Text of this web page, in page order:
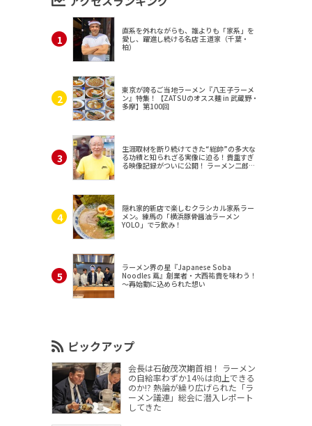
直系を外れながらも、誰よりも「家系」を
愛し、躍進し続ける名店 王道家（千葉・
柏）
東京が誇るご当地ラーメン『八王子ラーメ
ン』特集！【ZATSUのオスス麺 in 武蔵野・
多摩】第100回
生涯取材を断り続けてきた“総帥”の多大な
る功績と知られざる実像に迫る！貴重すぎ
る映像記録がついに公開！ ラーメン二郎
隠れ家的新店で楽しむクラシカル家系ラー
メン。練馬の「横浜豚骨醤油ラーメン
YOLO」でラ飲み！
ラーメン界の星『Japanese Soba
Noodles 蔦』創業者・大西祐貴を味わう！
～再始動に込められた想い
ピックアップ
会長は石破茂次期首相！ ラーメン
の自給率わずか14％は向上できる
のか!? 熱論が繰り広げられた「ラ
ーメン議連」総会に潜入レポート
してきた